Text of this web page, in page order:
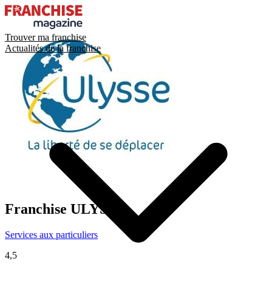
Trouver ma franchise
Actualités de la franchise
Franchise ULYSSE
Services aux particuliers
4,5